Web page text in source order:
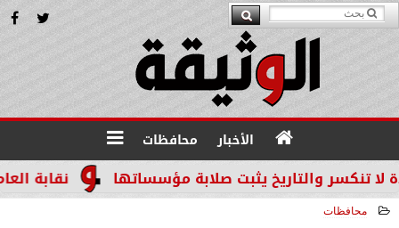
الأخبار محافظات
نقابة العاملين يثبت صلابة مؤسساتها
محافظات